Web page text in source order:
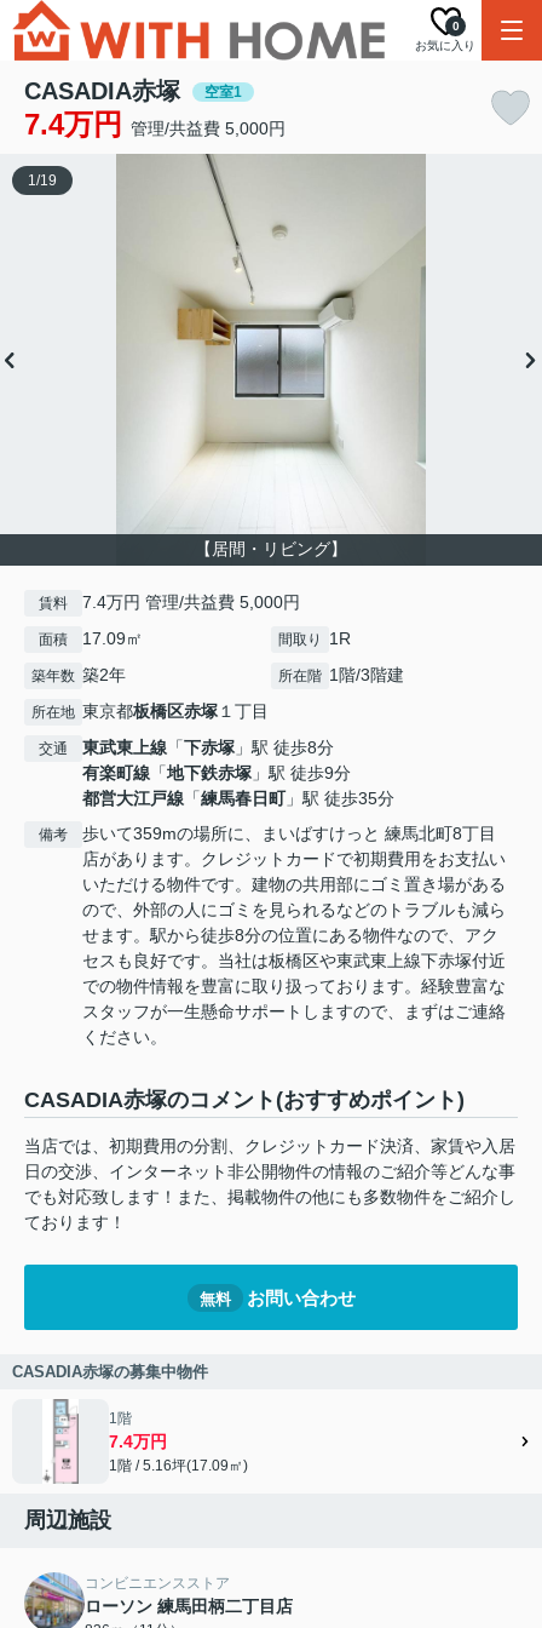
お気に入り
0
CASADIA赤塚 空室1
7.4万円 管理/共益費 5,000円
【居間・リビング】
1/19
賃料 7.4万円 管理/共益費 5,000円
面積 17.09㎡ 間取り 1R
築年数 築2年 所在階 1階/3階建
所在地 東京都板橋区赤塚１丁目
交通 東武東上線 「下赤塚 」駅 徒歩8分
有楽町線 「地下鉄赤塚 」駅 徒歩9分
都営大江戸線 「練馬春日町」駅 徒歩35分
備考
歩いて359mの場所に、まいばすけっと 練馬北町8丁目
店があります。クレジットカードで初期費用をお支払い
いただける物件です。建物の共用部にゴミ置き場がある
ので、外部の人にゴミを見られるなどのトラブルも減ら
せます。駅から徒歩8分の位置にある物件なので、アク
セスも良好です。当社は板橋区や東武東上線下赤塚付近
での物件情報を豊富に取り扱っております。経験豊富な
スタッフが一生懸命サポートしますので、まずはご連絡
ください。
CASADIA赤塚のコメント(おすすめポイント)
当店では、初期費用の分割、クレジットカード決済、家賃や入居
日の交渉、インターネット非公開物件の情報のご紹介等どんな事
でも対応致します！また、掲載物件の他にも多数物件をご紹介し
ております！
無料 お問い合わせ
CASADIA赤塚の募集中物件
1階
7.4万円
1階 / 5.16坪(17.09㎡)
周辺施設
コンビニエンスストア
ローソン 練馬田柄二丁目店